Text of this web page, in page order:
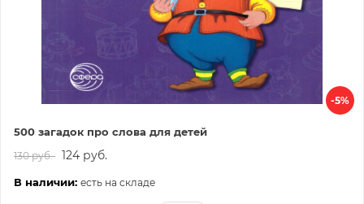
-5%
500 загадок про слова для детей
130 руб. 124 руб.
В наличии: есть на складе